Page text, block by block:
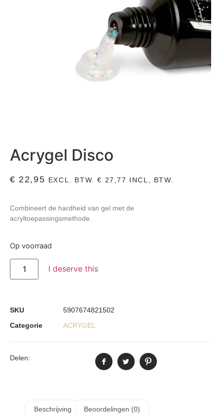
Acrygel Disco
€ 22,95 EXCL. BTW.€ 27,77 INCL, BTW.
Combineert de hardheid van gel met de
acryltoepassingsmethode.
Op voorraad
I deserve this
SKU
5907674821502
Categorie
ACRYGEL
Delen:
Beschrijving Beoordelingen (0)